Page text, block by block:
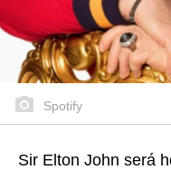
Spotify
Sir Elton John será